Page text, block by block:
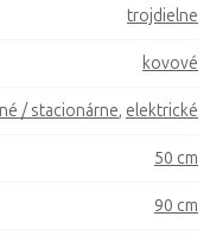
trojdielne
kovové
/ stacionárne, elektrické
50 cm
90 cm